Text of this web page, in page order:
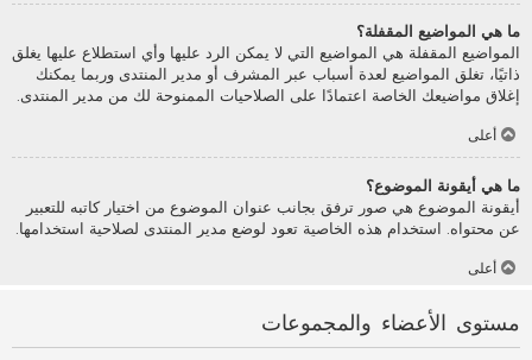
ما هي المواضيع المقفلة؟
المواضيع المقفلة هي المواضيع التي لا يمكن الرد عليها وأي استطلاع عليها يغلق
ذاتيًا، تغلق المواضيع لعدة أسباب عبر المشرف أو مدير المنتدى وربما يمكنك
إغلاق مواضيعك الخاصة اعتمادًا على الصلاحيات الممنوحة لك من مدير المنتدى.
أعلى
ما هي أيقونة الموضوع؟
أيقونة الموضوع هي صور ترفق بجانب عنوان الموضوع من اختيار كاتبه للتعبير
عن محتواه. استخدام هذه الخاصية تعود لوضع مدير المنتدى لصلاحية استخدامها.
أعلى
مستوى الأعضاء والمجموعات